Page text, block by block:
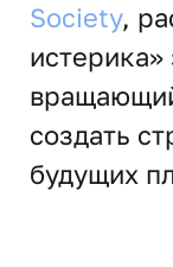
Society,
создать
будущих